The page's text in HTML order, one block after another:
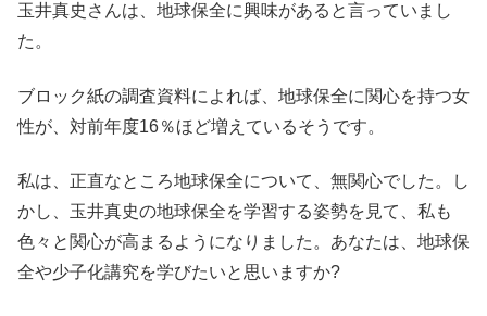
玉井真史さんは、地球保全に興味があると言っていまし
た。
ブロック紙の調査資料によれば、地球保全に関心を持つ女
性が、対前年度16％ほど増えているそうです。
私は、正直なところ地球保全について、無関心でした。し
かし、玉井真史の地球保全を学習する姿勢を見て、私も
色々と関心が高まるようになりました。あなたは、地球保
全や少子化講究を学びたいと思いますか?